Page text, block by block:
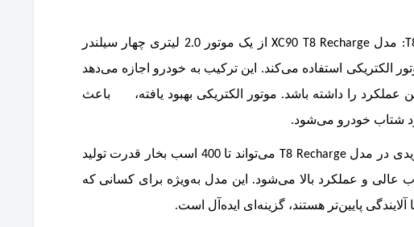
موتور هیبریدی T8 Recharge: مدل XC90 T8 Recharge از یک موتور 2.0 لیتری چهار سیلندر
الکتریکی استفاده می‌کند. این ترکیب به خودرو اجازه می‌دهد
عملکرد را داشته باشد. موتور الکتریکی بهبود یافته، باعث
شتاب خودرو می‌شود.
قدرت هیبریدی: موتور هیبریدی در مدل T8 Recharge می‌تواند تا 400 اسب بخار قدرت تولید
عالی و عملکرد بالا می‌شود. این مدل به‌ویژه برای کسانی که
پایین‌تر هستند، گزینه‌ای ایده‌آل است.